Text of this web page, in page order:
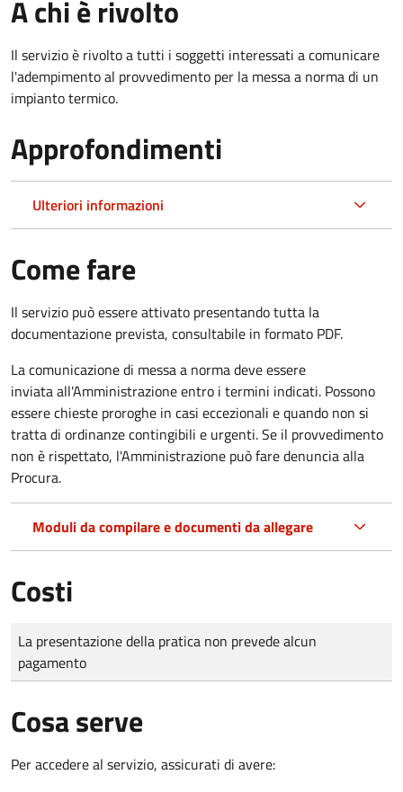
A chi è rivolto
Il servizio è rivolto a tutti i soggetti interessati a comunicare
l'adempimento al provvedimento per la messa a norma di un
impianto termico.
Approfondimenti
Ulteriori informazioni
Come fare
Il servizio può essere attivato presentando tutta la
documentazione prevista, consultabile in formato PDF.
La comunicazione di messa a norma deve essere
inviata all'Amministrazione entro i termini indicati. Possono
essere chieste proroghe in casi eccezionali e quando non si
tratta di ordinanze contingibili e urgenti. Se il provvedimento
non è rispettato, l'Amministrazione può fare denuncia alla
Procura.
Moduli da compilare e documenti da allegare
Costi
Tipo di pagamento
Importo
La presentazione della pratica non prevede alcun
pagamento
Cosa serve
Per accedere al servizio, assicurati di avere: